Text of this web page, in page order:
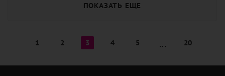
ПОКАЗАТЬ ЕЩЕ
1 2 3 4 5 20